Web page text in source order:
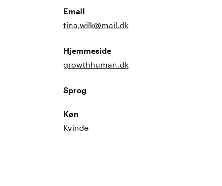
Email
tina.wilk@mail.dk
Hjemmeside
growthhuman.dk
Sprog
Køn
Kvinde